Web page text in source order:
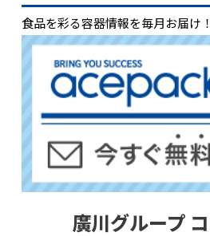
食品を彩る容器情報を毎月お届け！
廣川グループ